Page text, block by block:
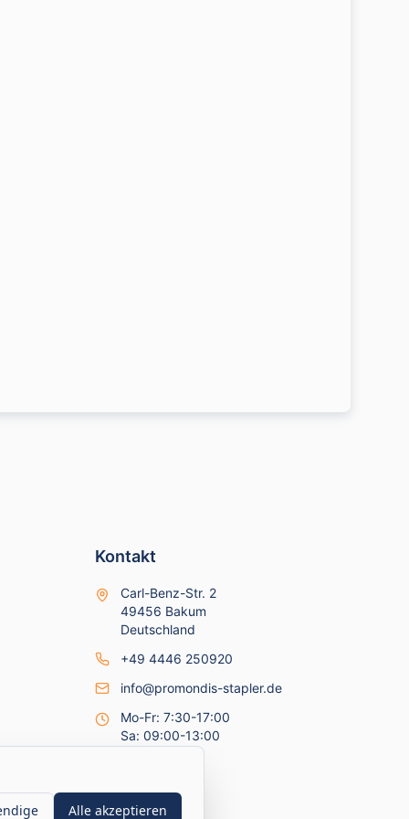
Kontakt
Carl-Benz-Str. 2
49456 Bakum
Deutschland
+49 4446 250920
info@promondis-stapler.de
Mo-Fr: 7:30-17:00
Sa: 09:00-13:00
Alle akzeptieren